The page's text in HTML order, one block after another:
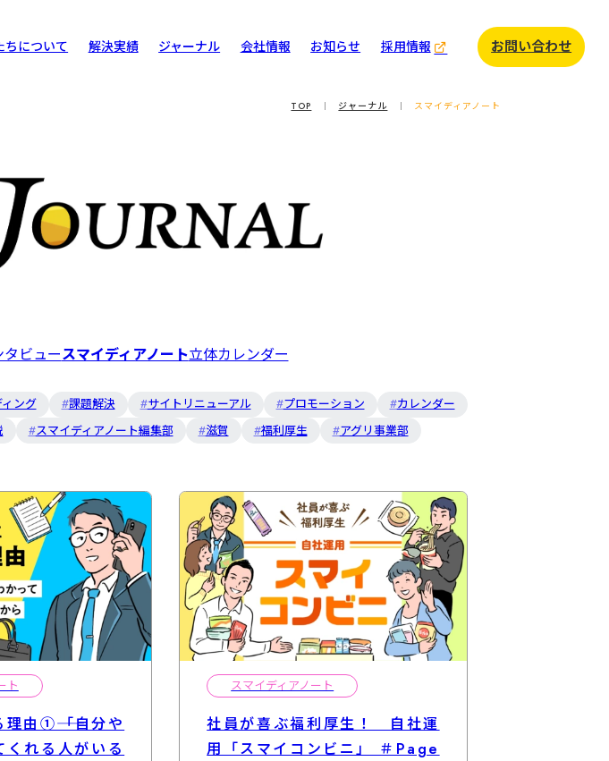
ちについて 解決実績 ジャーナル
立体カレンダー
会社情報 お知らせ 採用情報 お問い合わせ
TOP ジャーナル スマイディアノート
ビュースマイディアノート立体カレンダー
ング 課題解決 サイトリニューアル プロモーション
カレンダー
スマイディアノート編集部 滋賀 福利厚生 アグリ事業部
ト
由①――「自分や
くれる人がいる
スマイディアノート
社員が喜ぶ福利厚生！ 自社運
用「スマイコンビニ」 ＃Page